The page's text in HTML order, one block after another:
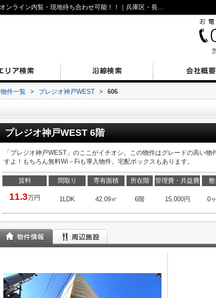
プレジオ神戸WEST606｜仲介手数料無料！オンライン内覧・現地待ち合わせ可能！！｜兵庫区・長田区の不動産｜N’sESTATE
物件一覧 > プレジオ神戸WEST > 606
プレジオ神戸WEST 6階
「プレジオ神戸WEST」のここがイチオシ。この物件はグレードの高い
すよ！もちろん無料Wi－Fiも導入物件。宅配ボックスもあります。
賃料
11.3万円
間取り
1LDK
専有面積
42.09㎡
所在階
6階
管理費・共益費
15,000円 0